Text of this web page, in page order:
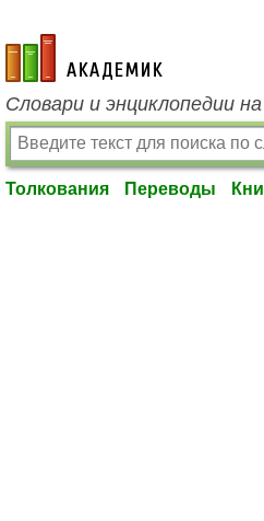
academic.ru
Словари и энциклопедии
Толкования Переводы